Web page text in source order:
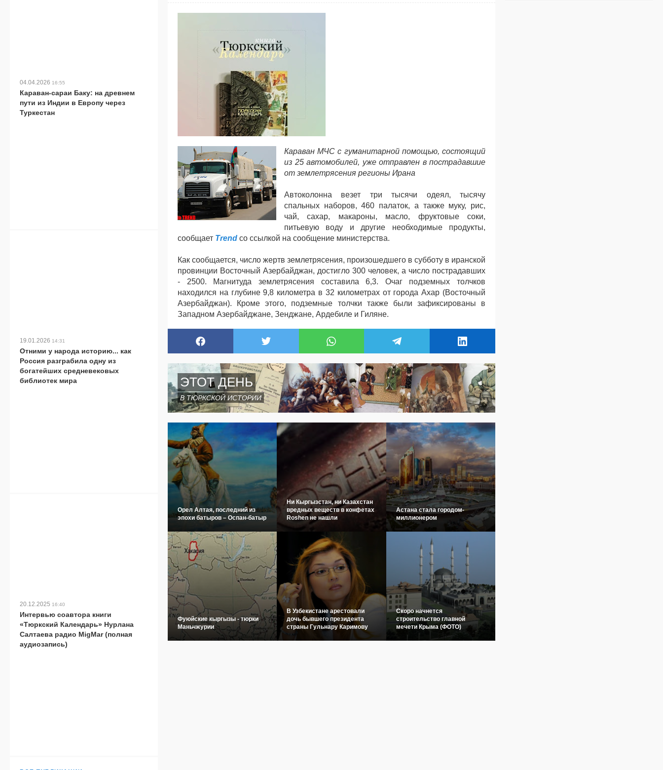
Караван МЧС с гуманитарной помощью, состоящий
из 25 автомобилей, уже отправлен в пострадавшие
от землетрясения регионы Ирана
Автоколонна везет три тысячи одеял, тысячу
спальных наборов, 460 палаток, а также муку, рис,
чай, сахар, макароны, масло, фруктовые соки,
питьевую воду и другие необходимые продукты,
сообщает Trend со ссылкой на сообщение министерства.
Как сообщается, число жертв землетрясения, произошедшего в субботу в иранской
провинции Восточный Азербайджан, достигло 300 человек, а число пострадавших
- 2500. Магнитуда землетрясения составила 6,3. Очаг подземных толчков
находился на глубине 9,8 километра в 32 километрах от города Ахар (Восточный
Азербайджан). Кроме этого, подземные толчки также были зафиксированы в
Западном Азербайджане, Зенджане, Ардебиле и Гиляне.
ЭТОТ ДЕНЬ
В ТЮРКСКОЙ ИСТОРИИ
Орел Алтая, последний из
эпохи батыров – Оспан-батыр
Ни Кыргызстан, ни Казахстан
вредных веществ в конфетах
Roshen не нашли
Астана стала городом-
миллионером
Фуюйские кыргызы - тюрки
Маньчжурии
В Узбекистане арестовали
дочь бывшего президента
страны Гульнару Каримову
Скоро начнется
строительство главной
мечети Крыма (ФОТО)
04.04.2026 16:55
Караван-сараи Баку: на древнем
пути из Индии в Европу через
Туркестан
19.01.2026 14:31
Отними у народа историю... как
Россия разграбила одну из
богатейших средневековых
библиотек мира
20.12.2025 16:40
Интервью соавтора книги
«Тюркский Календарь» Нурлана
Салтаева радио MigMar (полная
аудиозапись)